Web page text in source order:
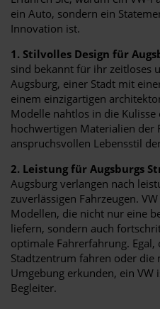
ein Auto, sondern ein
Innovation ist.
1. Stilvolles Design für
sind bekannt für ihr zeitloses
Augsburg, einer Stadt mit
einem einzigartigen
Modelle nahtlos in die
hochwertigen Materialien der
anspruchsvollen Lebensstil
2. Leistung für Augsburgs
Augsburg verlangen nach
zuverlässigen Fahrzeugen.
Modellen, die nicht nur eine
liefern, sondern auch
optimale Fahrerfahrung. Egal,
Stadtzentrum fahren oder die
Umgebung erkunden, ein VW
Begleiter.